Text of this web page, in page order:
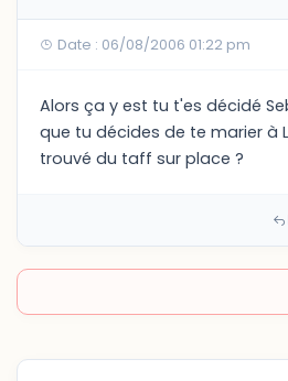
Date : 06/08/2006 01:22 pm
Alors ça y est tu t'es décidé
que tu décides de te marier à
trouvé du taff sur place ?